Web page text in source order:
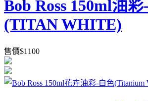
Bob Ross 150ml油
(TITAN WHITE)
售價$1100